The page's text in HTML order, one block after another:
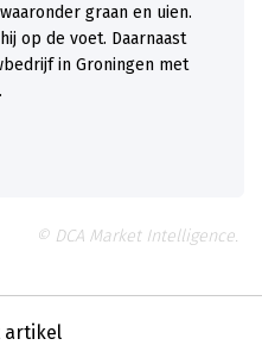
graan en uien.
op de voet. Daarnaast
in Groningen met
© DCA Market Intelligence.
artikel